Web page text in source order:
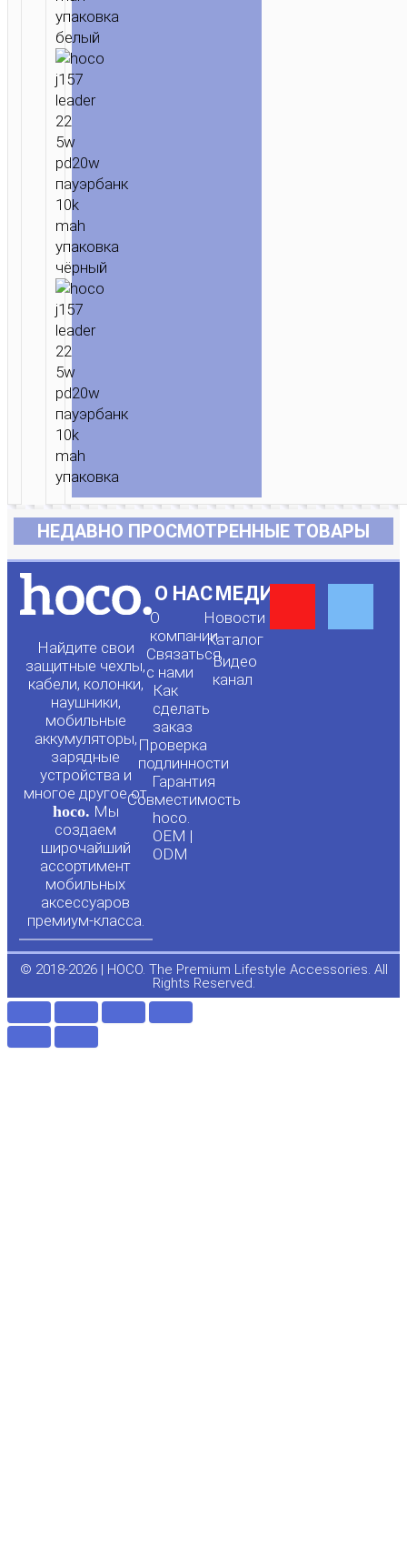
НЕДАВНО ПРОСМОТРЕННЫЕ ТОВАРЫ
Найдите свои
защитные чехлы,
кабели, колонки,
наушники,
мобильные
аккумуляторы,
зарядные
устройства и
многое другое от
hoco. Мы
создаем
широчайший
ассортимент
мобильных
аксессуаров
премиум-класса.
О НАС
О
компании
Связаться
с нами
Как
сделать
заказ
Проверка
подлинности
Гарантия
Совместимость
hoco.
OEM |
ODM
МЕДИА
Новости
Каталог
Видео
канал
-
f
© 2018-2026 | HOCO. The Premium Lifestyle Accessories. All
Rights Reserved.